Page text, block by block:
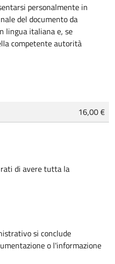
personalmente in
del documento da
lingua italiana e, se
competente autorità
16,00 €
di avere tutta la
si conclude
o l'informazione